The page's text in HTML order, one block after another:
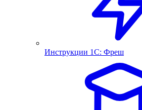
Инструкции 1С: Фреш